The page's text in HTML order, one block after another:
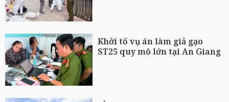
Khởi tố vụ án làm giả gạo
ST25 quy mô lớn tại An Giang